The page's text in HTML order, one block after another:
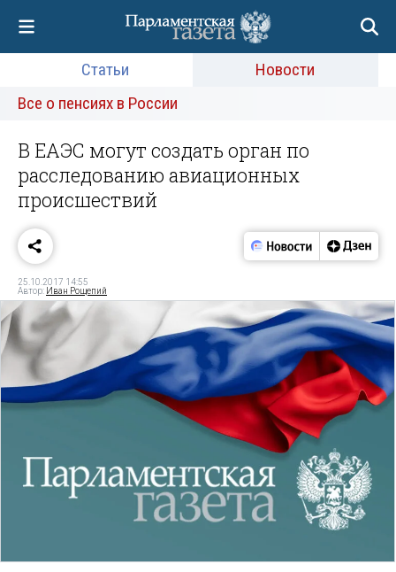
Статьи
Новости
Все о пенсиях в России
В ЕАЭС могут создать орган по
расследованию авиационных
происшествий
25.10.2017 14:55
Автор: Иван Рощепий